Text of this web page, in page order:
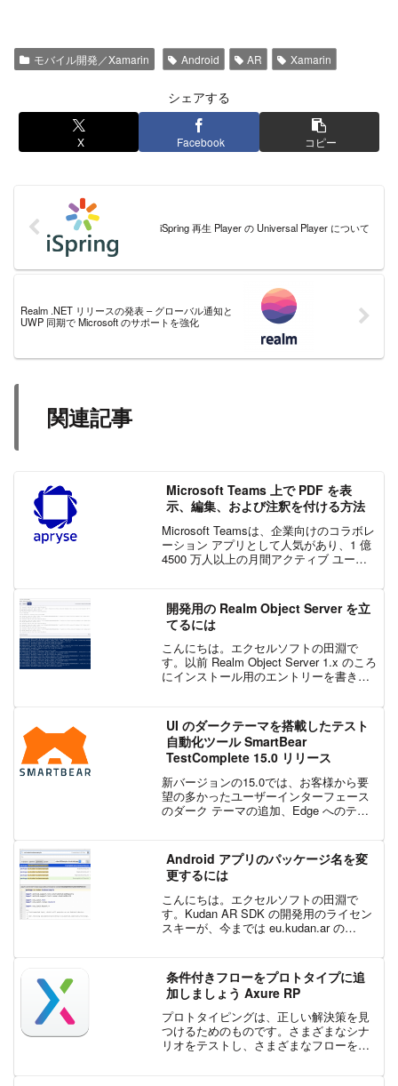
モバイル開発／Xamarin Android AR Xamarin
シェアする
X Facebook コピー
iSpring 再生 Player の Universal Player について
Realm .NET リリースの発表 – グローバル通知と
UWP 同期で Microsoft のサポートを強化
関連記事
Microsoft Teams 上で PDF を表
示、編集、および注釈を付ける方法
Microsoft Teamsは、企業向けのコラボレ
ーション アプリとして人気があり、1 億
4500 万人以上の月間アクティブ ユーザ
PDF の...
開発用の Realm Object Server を立
てるには
こんにちは。エクセルソフトの田淵で
す。以前 Realm Object Server 1.x のころ
にインストール用のエントリーを書きま
UI のダークテーマを搭載したテスト
自動化ツール SmartBear
TestComplete 15.0 リリース
新バージョンの15.0では、お客様から要
望の多かったユーザーインターフェース
のダーク テーマの追加、Edge へのテス
並列実行、Web ブラウザーの最新バージ
ョンの...
Android アプリのパッケージ名を変
更するには
こんにちは。エクセルソフトの田淵で
す。Kudan AR SDK の開発用のライセン
スキーが、今までは eu.kudan.ar の
に変更に...
条件付きフローをプロトタイプに追
加しましょう Axure RP
プロトタイピングは、正しい解決策を見
つけるためのものです。さまざまなシナ
リオをテストし、さまざまなフローを検